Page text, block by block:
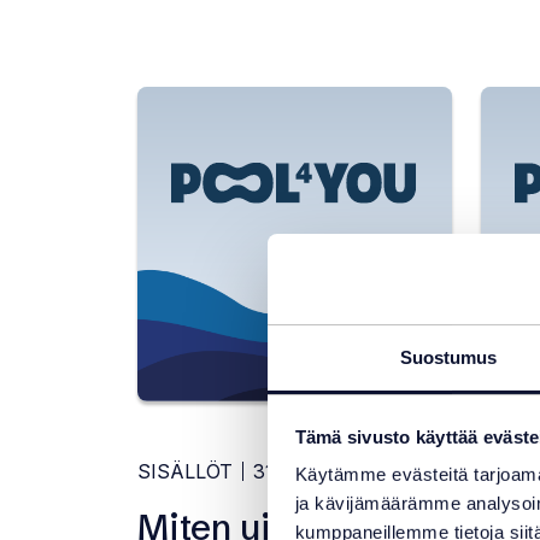
Suostumus
Tämä sivusto käyttää
Käytämme evästeitä
ja kävijämäärämme
kumppaneillemme tietoja
SISÄLLÖT 31.7.2026
Miten uima-allas